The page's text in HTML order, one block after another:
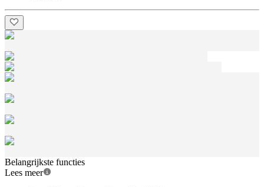
Belangrijkste functies
Lees meer